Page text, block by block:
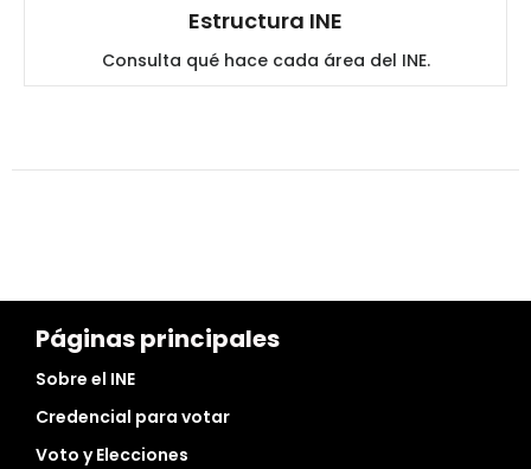
Estructura INE
Consulta qué hace cada área del INE.
Páginas principales
Sobre el INE
Credencial para votar
Voto y Elecciones